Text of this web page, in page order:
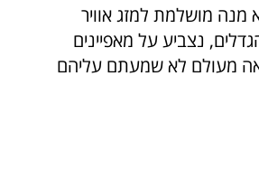
מנה מושלמת למזג אוויר
נצביע על מאפיינים
מעולם לא שמעתם עליהם